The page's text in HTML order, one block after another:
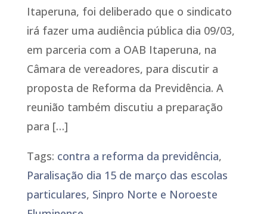
Itaperuna, foi deliberado que o sindicato
irá fazer uma audiência pública dia 09/03,
em parceria com a OAB Itaperuna, na
Câmara de vereadores, para discutir a
proposta de Reforma da Previdência. A
reunião também discutiu a preparação
para […]
Tags: contra a reforma da previdência,
Paralisação dia 15 de março das escolas
particulares, Sinpro Norte e Noroeste